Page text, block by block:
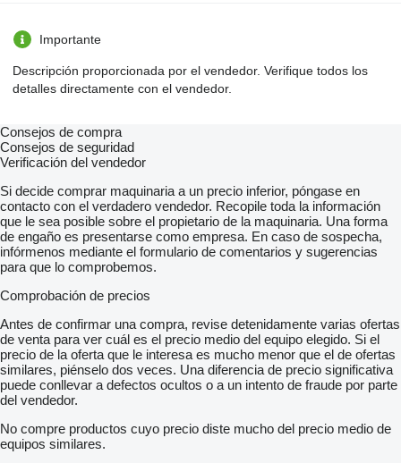
Importante
Descripción proporcionada por el vendedor. Verifique todos los
detalles directamente con el vendedor.
Consejos de compra
Consejos de seguridad
Verificación del vendedor
Si decide comprar maquinaria a un precio inferior, póngase en
contacto con el verdadero vendedor. Recopile toda la información
que le sea posible sobre el propietario de la maquinaria. Una forma
de engaño es presentarse como empresa. En caso de sospecha,
infórmenos mediante el formulario de comentarios y sugerencias
para que lo comprobemos.
Comprobación de precios
Antes de confirmar una compra, revise detenidamente varias ofertas
de venta para ver cuál es el precio medio del equipo elegido. Si el
precio de la oferta que le interesa es mucho menor que el de ofertas
similares, piénselo dos veces. Una diferencia de precio significativa
puede conllevar a defectos ocultos o a un intento de fraude por parte
del vendedor.
No compre productos cuyo precio diste mucho del precio medio de
equipos similares.